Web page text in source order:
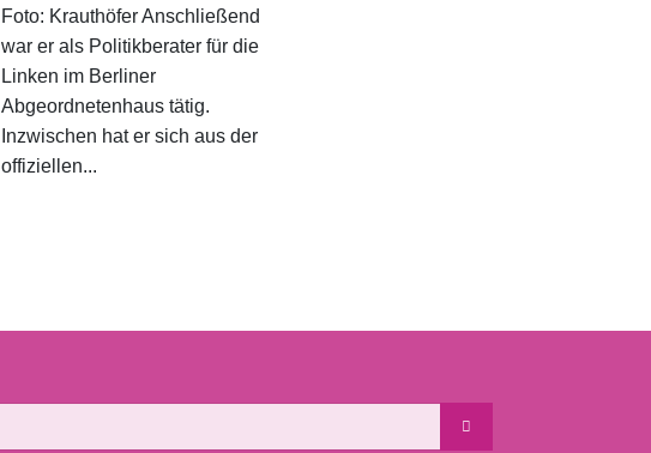
Foto: Krauthöfer Anschließend
war er als Politikberater für die
Linken im Berliner
Abgeordnetenhaus tätig.
Inzwischen hat er sich aus der
offiziellen...